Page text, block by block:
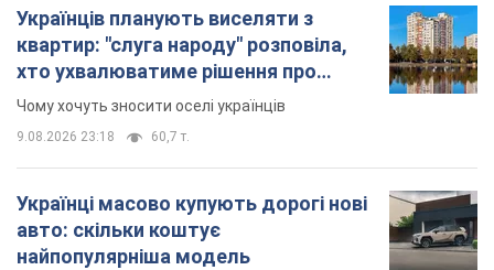
Українців планують виселяти з
квартир: "слуга народу" розповіла,
хто ухвалюватиме рішення про
знесення будинків
Чому хочуть зносити оселі українців
9.08.2026 23:18 60,7 т.
Українці масово купують дорогі нові
авто: скільки коштує
найпопулярніша модель